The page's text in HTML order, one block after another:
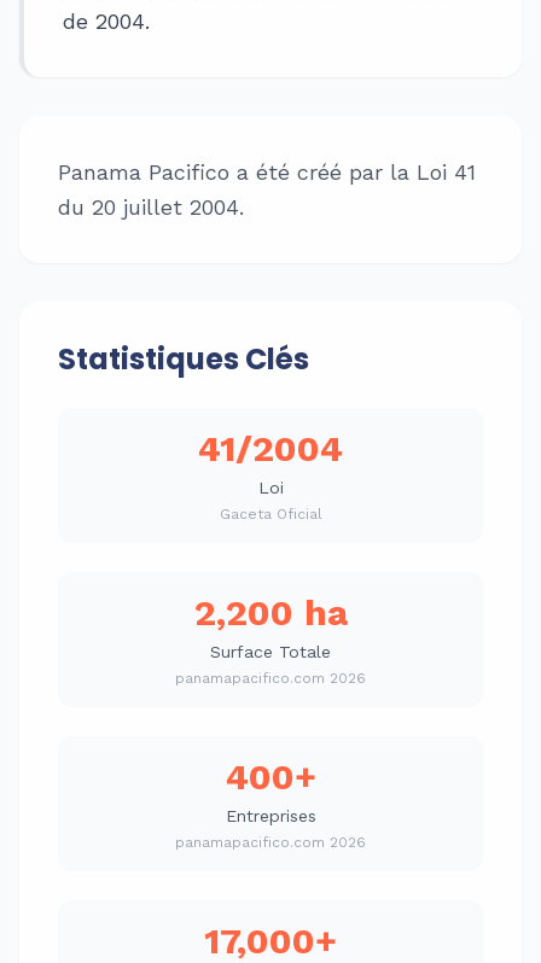
de 2004.
Panama Pacifico a été créé par la Loi 41
du 20 juillet 2004.
Statistiques Clés
41/2004
Loi
Gaceta Oficial
2,200 ha
Surface Totale
panamapacifico.com 2026
400+
Entreprises
panamapacifico.com 2026
17,000+